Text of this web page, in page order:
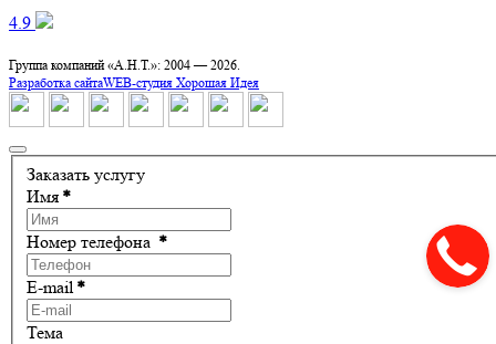
4.9 ‌
Группа компаний «А.Н.Т.»: 2004 —2026.
Разработка сайтаWEB-студия Хорошая Идея
Заказать услугу
Имя *
Номер телефона *
E-mail *
Тема